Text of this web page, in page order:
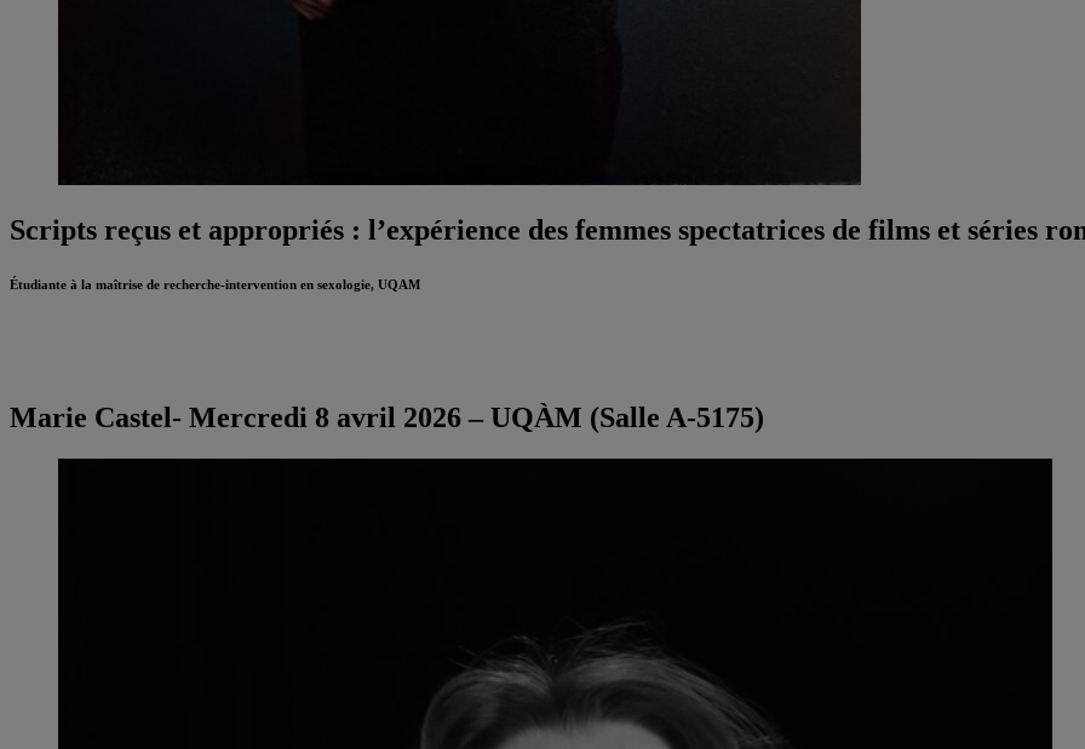
Scripts reçus et appropriés : l’expérience des femmes spectatrices de films et séries
Étudiante à la maîtrise de recherche-intervention en sexologie, UQAM
Marie Castel- Mercredi 8 avril 2026 – UQÀM (Salle A-5175)